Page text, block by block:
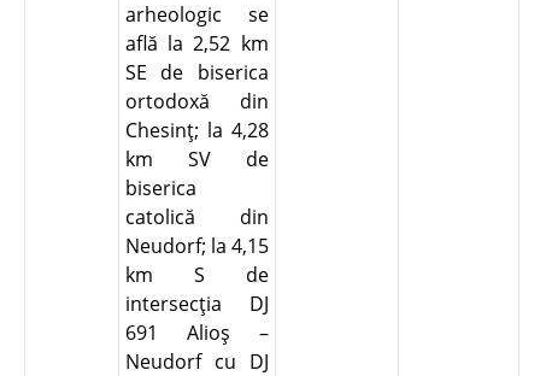
arheologic se
află la 2,52 km
SE de biserica
ortodoxă din
Chesinţ; la 4,28
km SV de
biserica
catolică din
Neudorf; la 4,15
km S de
intersecţia DJ
691 Alioş –
Neudorf cu DJ